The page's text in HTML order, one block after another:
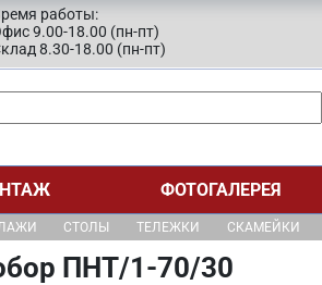
работы:
9.00-18.00 (пн-пт)
8.30-18.00 (пн-пт)
ФОТОГАЛЕРЕЯ
СТОЛЫ ТЕЛЕЖКИ СКАМЕЙКИ
ПНТ/1-70/30